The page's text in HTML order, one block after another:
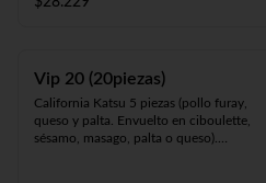
camarón furay o pollo furay. Envuelto en
pollo y Frito en panko acompañado de
salsa teriyaki).
Vip 20 (20piezas)
California Katsu 5 piezas (pollo furay,
queso y palta. Envuelto en ciboulette,
sésamo, masago, palta o queso).